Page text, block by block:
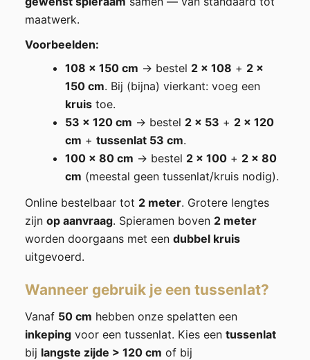
maatwerk.
Voorbeelden:
108 × 150 cm → bestel 2 × 108 + 2 ×
150 cm. Bij (bijna) vierkant: voeg een
kruis toe.
53 × 120 cm → bestel 2 × 53 + 2 × 120
cm + tussenlat 53 cm.
100 × 80 cm → bestel 2 × 100 + 2 × 80
cm (meestal geen tussenlat/kruis nodig).
Online bestelbaar tot 2 meter. Grotere lengtes
zijn op aanvraag. Spieramen boven 2 meter
worden doorgaans met een dubbel kruis
uitgevoerd.
Wanneer gebruik je een tussenlat?
Vanaf 50 cm hebben onze spelatten een
inkeping voor een tussenlat. Kies een tussenlat
bij langste zijde > 120 cm of bij